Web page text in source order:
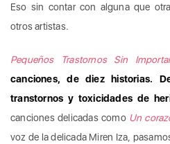
Eso sin contar con alguna que
otros artistas.
Pequeños Trastornos Sin
canciones, de diez historias.
transtornos y toxicidades de
canciones delicadas como Un
voz de la delicada Miren Iza,